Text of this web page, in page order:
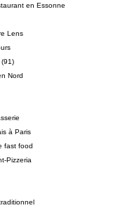
en Essonne
Lens
(91)
Nord
à Paris
fast food
Pizzeria